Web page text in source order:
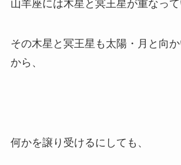
山羊座には木星と冥王星が重なって
その木星と冥王星も太陽・月と向
から、
何かを譲り受けるにしても、